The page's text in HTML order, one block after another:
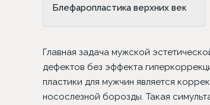
Блефаропластика верхних век
Главная задача мужской
дефектов без эффекта
пластики для мужчин является
носослезной борозды. Такая